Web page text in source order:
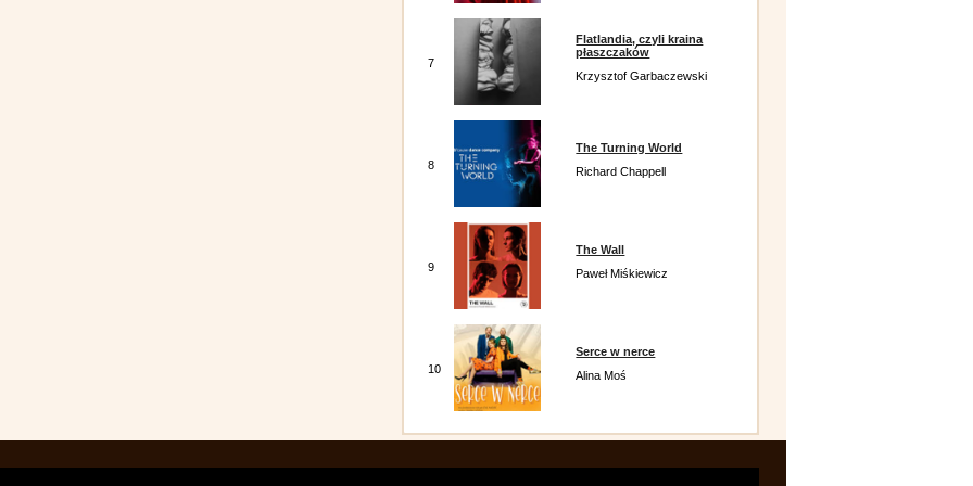
7
Flatlandia, czyli kraina
płaszczaków
Krzysztof Garbaczewski
8
The Turning World
Richard Chappell
9
The Wall
Paweł Miśkiewicz
10
Serce w nerce
Alina Moś